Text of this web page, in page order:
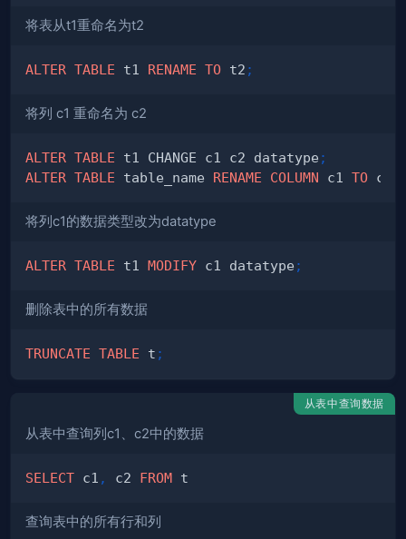
将表从t1重命名为t2
ALTER TABLE t1 RENAME TO t2 ;
将列 c1 重命名为 c2
ALTER TABLE t1 CHANGE c1 c2 datatype ;
ALTER TABLE table_name RENAME COLUMN c1 TO c2
将列c1的数据类型改为datatype
ALTER TABLE t1 MODIFY c1 datatype ;
删除表中的所有数据
TRUNCATE TABLE t ;
从表中查询数据
从表中查询列c1、c2中的数据
SELECT c1 , c2 FROM
查询表中的所有行和列